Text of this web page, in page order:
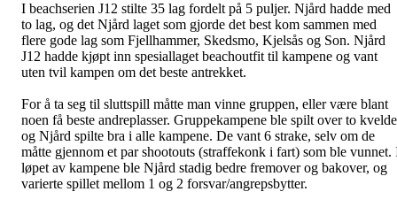
I beachserien J12 stilte 35 lag fordelt på 5 puljer. Njård hadde med
to lag, og det Njård laget som gjorde det best kom sammen med
flere gode lag som Fjellhammer, Skedsmo, Kjelsås og Son. Njård
J12 hadde kjøpt inn spesiallaget beachoutfit til kampene og vant
uten tvil kampen om det beste antrekket.
For å ta seg til sluttspill måtte man vinne gruppen, eller være blant
noen få beste andreplasser. Gruppekampene ble spilt over to
og Njård spilte bra i alle kampene. De vant 6 strake, selv om de
måtte gjennom et par shootouts (straffekonk i fart) som ble vunnet.
løpet av kampene ble Njård stadig bedre fremover og bakover, og
varierte spillet mellom 1 og 2 forsvar/angrepsbytter.